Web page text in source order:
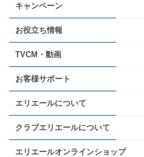
キャンペーン
お役立ち情報
TVCM・動画
お客様サポート
エリエールについて
クラブエリエールについて
エリエールオンラインショップ